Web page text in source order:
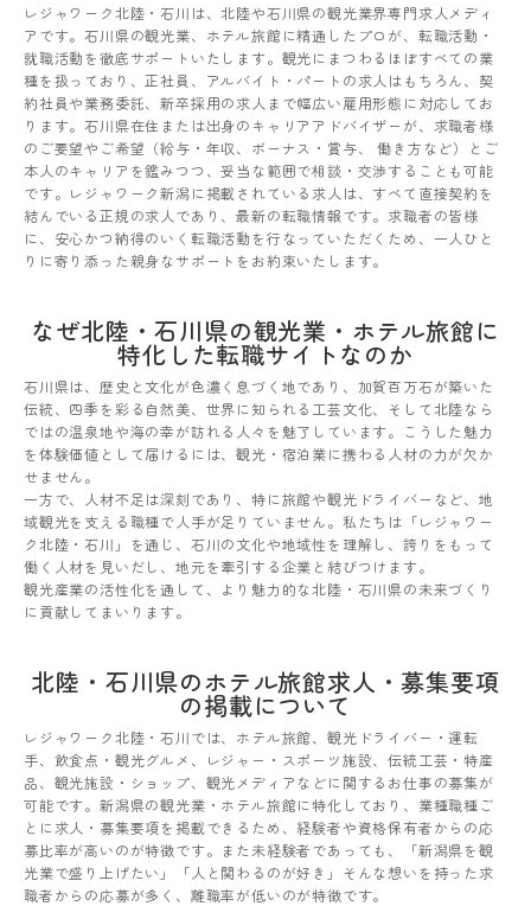
レジャワーク北陸・石川は、北陸や石川県の観光業界専門求人メディ
アです。石川県の観光業、ホテル旅館に精通したプロが、転職活動・
就職活動を徹底サポートいたします。観光にまつわるほぼすべての業
種を扱っており、正社員、アルバイト・パートの求人はもちろん、契
約社員や業務委託、新卒採用の求人まで幅広い雇用形態に対応してお
ります。石川県在住または出身のキャリアアドバイザーが、求職者様
のご要望やご希望（給与・年収、ボーナス・賞与、 働き方など）とご
本人のキャリアを鑑みつつ、妥当な範囲で相談・交渉することも可能
です。レジャワーク新潟に掲載されている求人は、すべて直接契約を
結んでいる正規の求人であり、最新の転職情報です。求職者の皆様
に、安心かつ納得のいく転職活動を行なっていただくため、一人ひと
りに寄り添った親身なサポートをお約束いたします。
なぜ北陸・石川県の観光業・ホテル旅館に
特化した転職サイトなのか
石川県は、歴史と文化が色濃く息づく地であり、加賀百万石が築いた
伝統、四季を彩る自然美、世界に知られる工芸文化、そして北陸なら
ではの温泉地や海の幸が訪れる人々を魅了しています。こうした魅力
を体験価値として届けるには、観光・宿泊業に携わる人材の力が欠か
せません。
一方で、人材不足は深刻であり、特に旅館や観光ドライバーなど、地
域観光を支える職種で人手が足りていません。私たちは「レジャワー
ク北陸・石川」を通じ、石川の文化や地域性を理解し、誇りをもって
働く人材を見いだし、地元を牽引する企業と結びつけます。
観光産業の活性化を通して、より魅力的な北陸・石川県の未来づくり
に貢献してまいります。
北陸・石川県のホテル旅館求人・募集要項
の掲載について
レジャワーク北陸・石川では、ホテル旅館、観光ドライバー・運転
手、飲食点・観光グルメ、レジャー・スポーツ施設、伝統工芸・特産
品、観光施設・ショップ、観光メディアなどに関するお仕事の募集が
可能です。新潟県の観光業・ホテル旅館に特化しており、業種職種ご
とに求人・募集要項を掲載できるため、経験者や資格保有者からの応
募比率が高いのが特徴です。また未経験者であっても、「新潟県を観
光業で盛り上げたい」「人と関わるのが好き」そんな想いを持った求
職者からの応募が多く、離職率が低いのが特徴です。